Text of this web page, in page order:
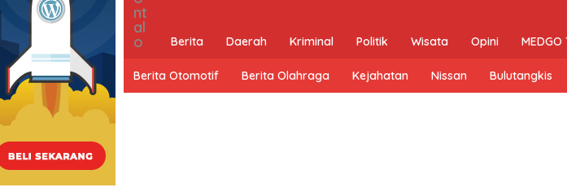
Berita Daerah Kriminal Politik Wisata Opini MEDGO
Berita Otomotif Berita Olahraga Kejahatan Nissan Bulutangkis